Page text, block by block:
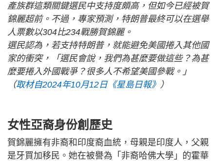
產族群這類關鍵選民中支持度頗高，但如今已經被賀
錦麗超前。不過，專家預測，特朗普最終可以在選舉
人票數以304比234戰勝賀錦麗。
選民認為，若支持特朗普，就能避免美國捲入其他國
家的衝突，「選民會說，我們為甚麼要做這些？為甚
麼要捲入外國戰爭？很多人不希望美國參戰。」
（取材自2024年10月12日《星島日報》 ）
女性亞裔身份創歷史
賀錦麗擁有非裔和印度裔血統，母親是印度人，父親
是牙買加移民。她在被譽為「非裔哈佛大學」的霍華